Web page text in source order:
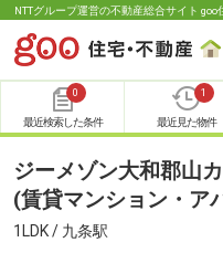
NTTグループ運営の不動産総合サイト goo
0
最近検索した条件
1
最近見た物件
ジーメゾン大和郡山
(賃貸マンション・ア
1LDK / 九条駅